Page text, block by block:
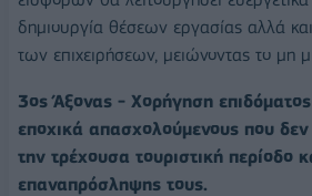
δημιουργία θέσεων εργασίας αλλά
των επιχειρήσεων, μειώνοντας το μη
3ος Άξονας - Χορήγηση
εποχικά απασχολούμενους που
την τρέχουσα τουριστική περίοδο
επαναπρόσληψης τους.